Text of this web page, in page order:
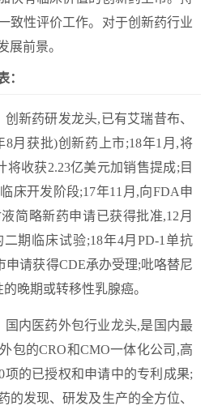
致性评价工作。对于创新药行业
展前景。
：
创新药研发龙头,已有艾瑞昔布、
8月获批)创新药上市;18年1月,将
收获2.23亿美元加销售提成;目
床开发阶段;17年11月,向FDA申
简略新药申请已获得批准,12月
期临床试验;18年4月PD-1单抗
申请获得CDE承办受理;吡咯替尼
晚期或转移性乳腺癌。
国内医药外包行业龙头,是国内最
包的CRO和CMO一体化公司,高
项的已授权和申请中的专利成果;
的发现、研发及生产的全方位、